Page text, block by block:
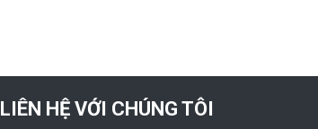
LIÊN HỆ VỚI CHÚNG TÔI